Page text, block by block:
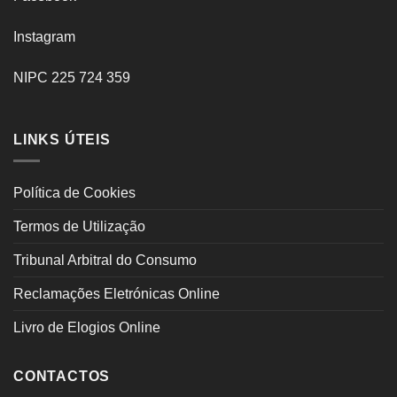
Instagram
NIPC 225 724 359
LINKS ÚTEIS
Política de Cookies
Termos de Utilização
Tribunal Arbitral do Consumo
Reclamações Eletrónicas Online
Livro de Elogios Online
CONTACTOS